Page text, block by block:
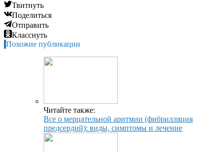
Твитнуть
Поделиться
Отправить
Класснуть
Похожие публикации
Читайте также:
Все о мерцательной аритмии (фибрилляция
предсердий): виды, симптомы и лечение